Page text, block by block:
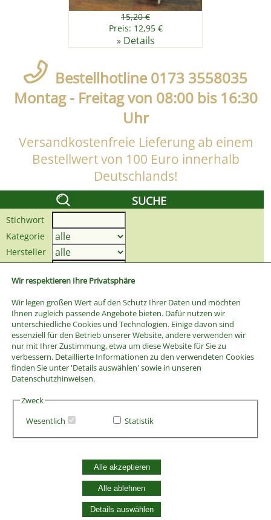
Wir respektieren Ihre Privatsphäre
Wir legen großen Wert auf den Schutz Ihrer Daten und möchten
Ihnen zugleich passende Angebote bieten. Dafür nutzen wir
unterschiedliche Cookies und Technologien. Einige davon sind
essenziell für den Betrieb unserer Website, andere verwenden wir
nur mit Ihrer Zustimmung, etwa um diese Website für Sie zu
verbessern. Detaillierte Informationen zu den verwendeten Cookies
finden Sie unter 'Details auswählen' sowie in unseren
Datenschutzhinweisen.
Zweck
Wesentlich
Statistik
Alle akzeptieren
Alle ablehnen
Details auswählen
15,20 €
Preis: 12,95 €
» Details
Bestellhotline 0173 3558035
Montag - Freitag von 08:00 bis 16:30
Uhr
Versandkostenfreie Lieferung ab einem
Bestellwert von 100 Euro innerhalb
Deutschlands!
SUCHE
Stichwort
Kategorie
Hersteller
Widerrufsbelehrung
Vertrag widerrufen
Datenschutzerklärung
Zahlung und Versand
Batterieentsorgung